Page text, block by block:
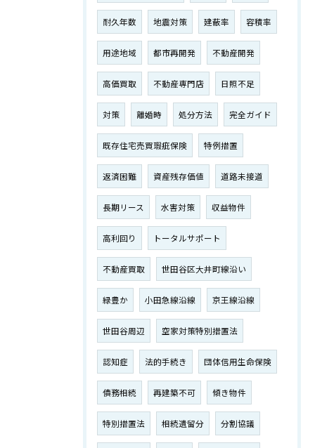
耐久年数 地震対策 建蔽率 容積率
用途地域 都市再開発 不動産開発
高価買取 不動産専門店 日照不足
対策 離婚時 処分方法 完全ガイド
既存住宅売買瑕疵保険 特例措置
返済困難 資産残存価値 道路未接道
長期リース 水害対策 収益物件
高利回り トータルサポート
不動産買取 世田谷区大井町線沿い
緑豊か 小田急線沿線 京王線沿線
世田谷周辺 空家対策特別措置法
認知症 法的手続き 団体信用生命保険
債務相続 再建築不可 傾き物件
特別措置法 相続遺留分 分割協議